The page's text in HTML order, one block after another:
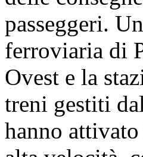
passeggeri.
ferroviaria di
Ovest e la
treni gestiti
hanno